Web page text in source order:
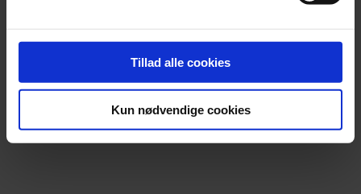
Tillad alle cookies
Kun nødvendige cookies